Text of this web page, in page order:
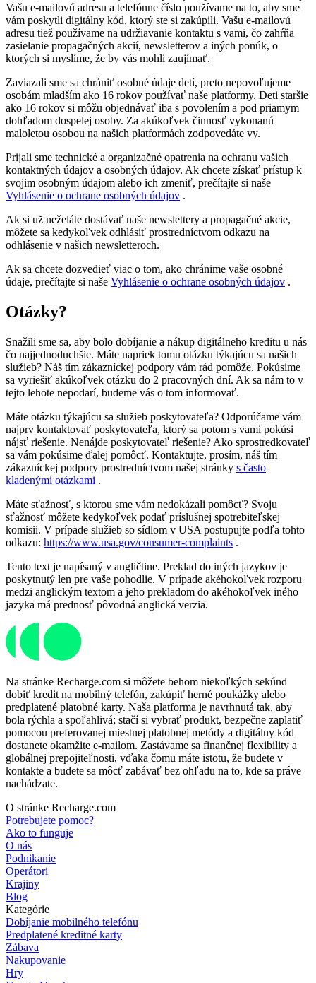
Vašu e-mailovú adresu a telefónne číslo používame na to, aby sme
vám poskytli digitálny kód, ktorý ste si zakúpili. Vašu e-mailovú
adresu tiež používame na udržiavanie kontaktu s vami, čo zahŕňa
zasielanie propagačných akcií, newsletterov a iných ponúk, o
ktorých si myslíme, že by vás mohli zaujímať.
Zaviazali sme sa chrániť osobné údaje detí, preto nepovoľujeme
osobám mladším ako 16 rokov používať naše platformy. Deti staršie
ako 16 rokov si môžu objednávať iba s povolením a pod priamym
dohľadom dospelej osoby. Za akúkoľvek činnosť vykonanú
maloletou osobou na našich platformách zodpovedáte vy.
Prijali sme technické a organizačné opatrenia na ochranu vašich
kontaktných údajov a osobných údajov. Ak chcete získať prístup k
svojim osobným údajom alebo ich zmeniť, prečítajte si naše
Vyhlásenie o ochrane osobných údajov .
Ak si už neželáte dostávať naše newslettery a propagačné akcie,
môžete sa kedykoľvek odhlásiť prostredníctvom odkazu na
odhlásenie v našich newsletteroch.
Ak sa chcete dozvedieť viac o tom, ako chránime vaše osobné
údaje, prečítajte si naše Vyhlásenie o ochrane osobných údajov .
Otázky?
Snažili sme sa, aby bolo dobíjanie a nákup digitálneho kreditu u nás
čo najjednoduchšie. Máte napriek tomu otázku týkajúcu sa našich
služieb? Náš tím zákazníckej podpory vám rád pomôže. Pokúsime
sa vyriešiť akúkoľvek otázku do 2 pracovných dní. Ak sa nám to v
tejto lehote nepodarí, budeme vás o tom informovať.
Máte otázku týkajúcu sa služieb poskytovateľa? Odporúčame vám
najprv kontaktovať poskytovateľa, ktorý sa potom s vami pokúsi
nájsť riešenie. Nenájde poskytovateľ riešenie? Ako sprostredkovateľ
sa vám pokúsime ďalej pomôcť. Kontaktujte, prosím, náš tím
zákazníckej podpory prostredníctvom našej stránky s často
kladenými otázkami .
Máte sťažnosť, s ktorou sme vám nedokázali pomôcť? Svoju
sťažnosť môžete kedykoľvek podať príslušnej spotrebiteľskej
komisii. V prípade služieb so sídlom v USA postupujte podľa tohto
odkazu: https://www.usa.gov/consumer-complaints .
Tento text je napísaný v angličtine. Preklad do iných jazykov je
poskytnutý len pre vaše pohodlie. V prípade akéhokoľvek rozporu
medzi anglickým textom a jeho prekladom do akéhokoľvek iného
jazyka má prednosť pôvodná anglická verzia.
Na stránke Recharge.com si môžete behom niekoľkých sekúnd
dobiť kredit na mobilný telefón, zakúpiť herné poukážky alebo
predplatené platobné karty. Naša platforma je navrhnutá tak, aby
bola rýchla a spoľahlivá; stačí si vybrať produkt, bezpečne zaplatiť
pomocou preferovanej miestnej platobnej metódy a digitálny kód
dostanete okamžite e-mailom. Zastávame sa finančnej flexibility a
globálnej prepojiteľnosti, vďaka čomu máte istotu, že budete v
kontakte a budete sa môcť zabávať bez ohľadu na to, kde sa práve
nachádzate.
O stránke Recharge.com
Potrebujete pomoc?
Ako to funguje
O nás
Podnikanie
Operátori
Krajiny
Blog
Kategórie
Dobíjanie mobilného telefónu
Predplatené kreditné karty
Zábava
Nakupovanie
Hry